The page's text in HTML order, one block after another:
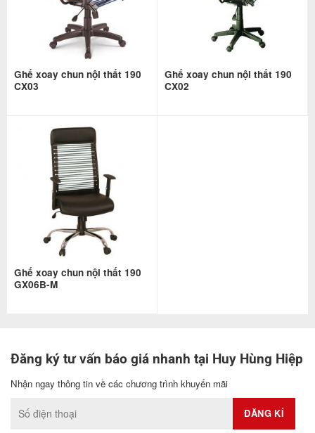
Ghế xoay chun nội thất 190
CX03
Ghế xoay chun nội thất 190
CX02
Ghế xoay chun nội thất 190
GX06B-M
Đăng ký tư vấn báo giá nhanh tại Huy Hùng Hiệp
Nhận ngay thông tin về các chương trình khuyến mãi